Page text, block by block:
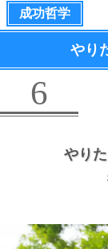
成功哲学
やり
6
やり